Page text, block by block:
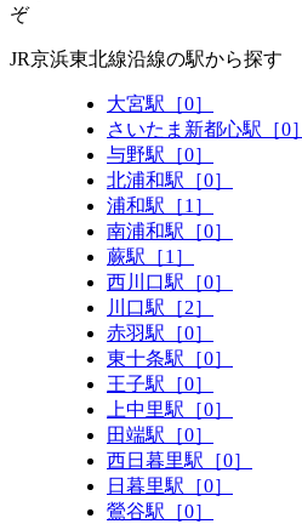
ぞ
JR京浜東北線沿線の駅から探す
大宮駅［0］
さいたま新都心駅［0］
与野駅［0］
北浦和駅［0］
浦和駅［1］
南浦和駅［0］
蕨駅［1］
西川口駅［0］
川口駅［2］
赤羽駅［0］
東十条駅［0］
王子駅［0］
上中里駅［0］
田端駅［0］
西日暮里駅［0］
日暮里駅［0］
鶯谷駅［0］